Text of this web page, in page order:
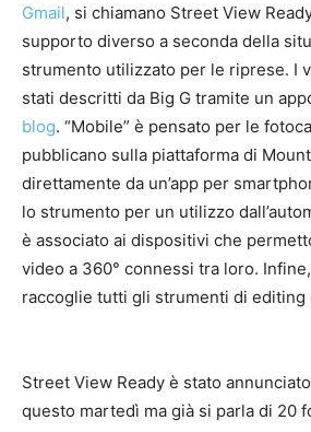
Gmail, si chiamano Street View
supporto diverso a seconda della
strumento utilizzato per le riprese. I
stati descritti da Big G tramite un
blog. “Mobile” è pensato per le
pubblicano sulla piattaforma di
direttamente da un’app per
lo strumento per un utilizzo
è associato ai dispositivi che
video a 360° connessi tra loro.
raccoglie tutti gli strumenti di editing
Street View Ready è stato
questo martedì ma già si parla di 20